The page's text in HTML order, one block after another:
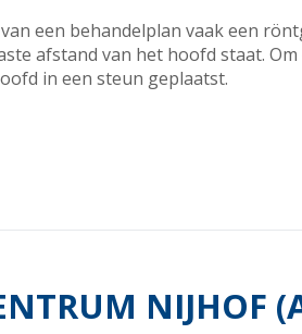
een behandelplan vaak een
afstand van het hoofd staat.
in een steun geplaatst.
NIJHOF